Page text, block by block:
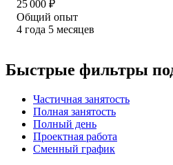
25 000 ₽
Общий опыт
4 года 5 месяцев
Быстрые фильтры
Частичная занятость
Полная занятость
Полный день
Проектная работа
Сменный график